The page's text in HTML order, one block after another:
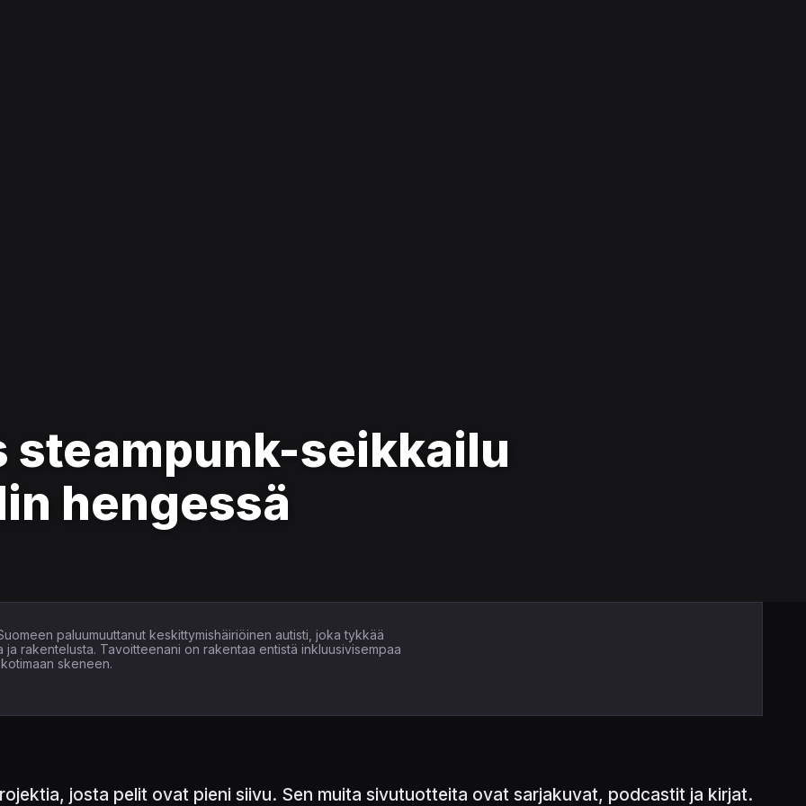
steampunk-seikkailu
hengessä
paluumuuttanut keskittymishäiriöinen autisti, joka tykkää
rakentelusta. Tavoitteenani on rakentaa entistä inkluusivisempaa
skeneen.
josta pelit ovat pieni siivu. Sen muita sivutuotteita ovat sarjakuvat, podcastit ja kirjat.